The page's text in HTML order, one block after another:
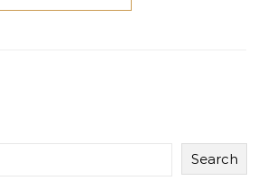
Search